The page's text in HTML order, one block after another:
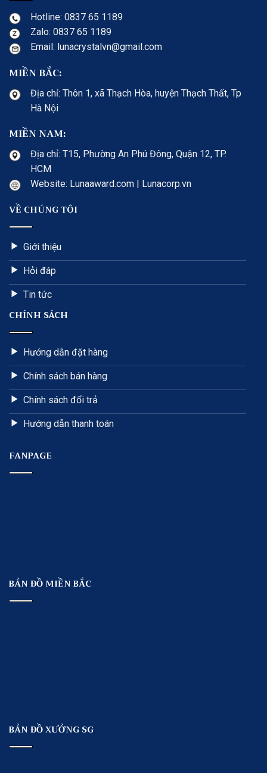
Hotline: 0837 65 1189
Zalo: 0837 65 1189
Email: lunacrystalvn@gmail.com
MIỀN BẮC:
Địa chỉ: Thôn 1, xã Thạch Hòa, huyện Thạch Thất, Tp
Hà Nội
MIỀN NAM:
Địa chỉ: T15, Phường An Phú Đông, Quận 12, TP.
HCM
Website: Lunaaward.com | Lunacorp.vn
VỀ CHÚNG TÔI
Giới thiệu
Hỏi đáp
Tin tức
CHÍNH SÁCH
Hướng dẫn đặt hàng
Chính sách bán hàng
Chính sách đổi trả
Hướng dẫn thanh toán
FANPAGE
BẢN ĐỒ MIỀN BẮC
BẢN ĐỒ XƯỞNG SG